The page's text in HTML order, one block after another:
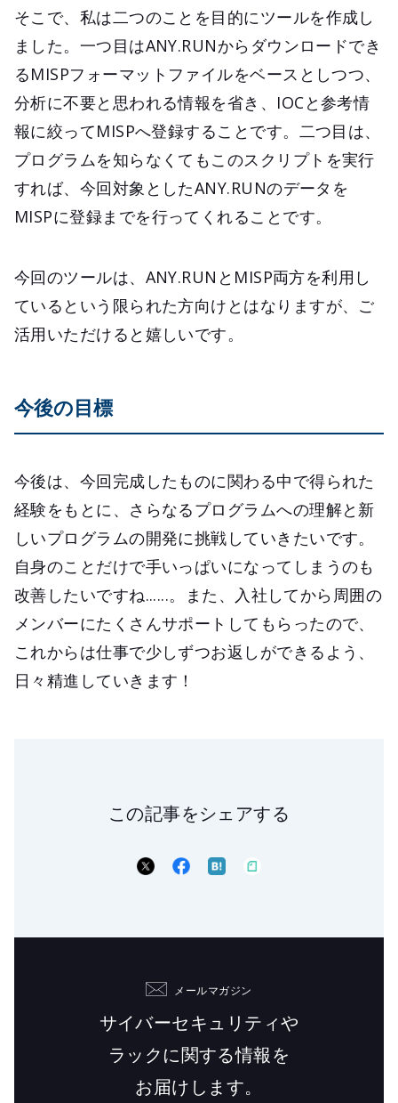
そこで、私は二つのことを目的にツールを作成し
ました。一つ目はANY.RUNからダウンロードでき
るMISPフォーマットファイルをベースとしつつ、
分析に不要と思われる情報を省き、IOCと参考情
報に絞ってMISPへ登録することです。二つ目は、
プログラムを知らなくてもこのスクリプトを実行
すれば、今回対象としたANY.RUNのデータを
MISPに登録までを行ってくれることです。
今回のツールは、ANY.RUNとMISP両方を利用し
ているという限られた方向けとはなりますが、ご
活用いただけると嬉しいです。
今後の目標
今後は、今回完成したものに関わる中で得られた
経験をもとに、さらなるプログラムへの理解と新
しいプログラムの開発に挑戦していきたいです。
自身のことだけで手いっぱいになってしまうのも
改善したいですね......。また、入社してから周囲の
メンバーにたくさんサポートしてもらったので、
これからは仕事で少しずつお返しができるよう、
日々精進していきます！
この記事をシェアする
メールマガジン
サイバーセキュリティや
ラックに関する情報を
お届けします。